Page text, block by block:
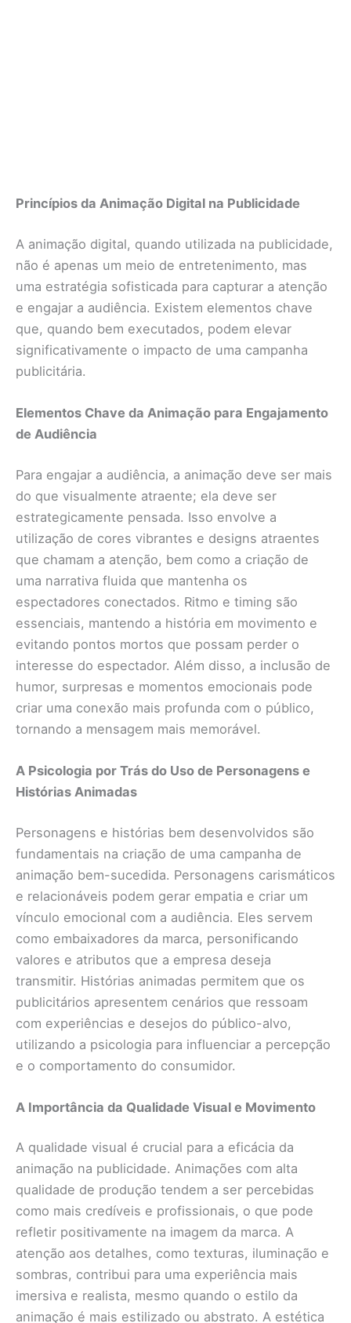
Princípios da Animação Digital na Publicidade
A animação digital, quando utilizada na publicidade,
não é apenas um meio de entretenimento, mas
uma estratégia sofisticada para capturar a atenção
e engajar a audiência. Existem elementos chave
que, quando bem executados, podem elevar
significativamente o impacto de uma campanha
publicitária.
Elementos Chave da Animação para Engajamento
de Audiência
Para engajar a audiência, a animação deve ser mais
do que visualmente atraente; ela deve ser
estrategicamente pensada. Isso envolve a
utilização de cores vibrantes e designs atraentes
que chamam a atenção, bem como a criação de
uma narrativa fluida que mantenha os
espectadores conectados. Ritmo e timing são
essenciais, mantendo a história em movimento e
evitando pontos mortos que possam perder o
interesse do espectador. Além disso, a inclusão de
humor, surpresas e momentos emocionais pode
criar uma conexão mais profunda com o público,
tornando a mensagem mais memorável.
A Psicologia por Trás do Uso de Personagens e
Histórias Animadas
Personagens e histórias bem desenvolvidos são
fundamentais na criação de uma campanha de
animação bem-sucedida. Personagens carismáticos
e relacionáveis podem gerar empatia e criar um
vínculo emocional com a audiência. Eles servem
como embaixadores da marca, personificando
valores e atributos que a empresa deseja
transmitir. Histórias animadas permitem que os
publicitários apresentem cenários que ressoam
com experiências e desejos do público-alvo,
utilizando a psicologia para influenciar a percepção
e o comportamento do consumidor.
A Importância da Qualidade Visual e Movimento
A qualidade visual é crucial para a eficácia da
animação na publicidade. Animações com alta
qualidade de produção tendem a ser percebidas
como mais credíveis e profissionais, o que pode
refletir positivamente na imagem da marca. A
atenção aos detalhes, como texturas, iluminação e
sombras, contribui para uma experiência mais
imersiva e realista, mesmo quando o estilo da
animação é mais estilizado ou abstrato. A estética